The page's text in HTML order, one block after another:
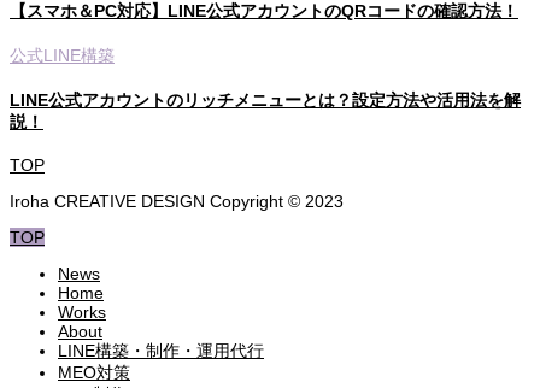
【スマホ＆PC対応】LINE公式アカウントのQRコードの確認方法！
公式LINE構築
LINE公式アカウントのリッチメニューとは？設定方法や活用法を解
説！
TOP
Iroha CREATIVE DESIGN Copyright © 2023
TOP
News
Home
Works
About
LINE構築・制作・運用代行
MEO対策